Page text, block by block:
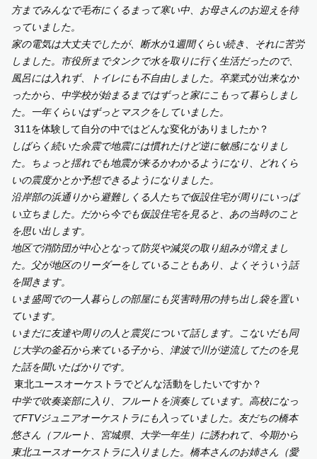
方までみんなで毛布にくるまって寒い中、お母さんのお迎えを待
っていました。
家の電気は大丈夫でしたが、断水が1週間くらい続き、それに苦労
しました。市役所までタンクで水を取りに行く生活だったので、
風呂には入れず、トイレにも不自由しました。卒業式が出来なか
ったから、中学校が始まるまではずっと家にこもって暮らしまし
た。一年くらいはずっとマスクをしていました。
311を体験して自分の中ではどんな変化がありましたか？
しばらく続いた余震で地震には慣れたけど逆に敏感になりまし
た。ちょっと揺れでも地震が来るかわかるようになり、どれくら
いの震度かとか予想できるようになりました。
沿岸部の浜通りから避難しくる人たちで仮設住宅が周りにいっぱ
い立ちました。だから今でも仮設住宅を見ると、あの当時のこと
を思い出します。
地区で消防団が中心となって防災や減災の取り組みが増えまし
た。父が地区のリーダーをしていることもあり、よくそういう話
を聞きます。
いま盛岡での一人暮らしの部屋にも災害時用の持ち出し袋を置い
ています。
いまだに友達や周りの人と震災について話します。こないだも同
じ大学の釜石から来ている子から、津波で川が逆流してたのを見
た話を聞いたばかりです。
東北ユースオーケストラでどんな活動をしたいですか？
中学で吹奏楽部に入り、フルートを演奏しています。高校になっ
てFTVジュニアオーケストラにも入っていました。 友だちの橋本
悠さん（フルート、宮城県、大学一年生）に誘われて、今期から
東北ユースオーケストラに入りました。橋本さんのお姉さん（愛